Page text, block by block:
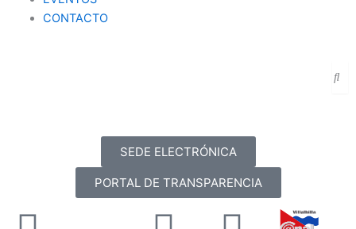
CONTACTO
SEDE ELECTRÓNICA
PORTAL DE TRANSPARENCIA